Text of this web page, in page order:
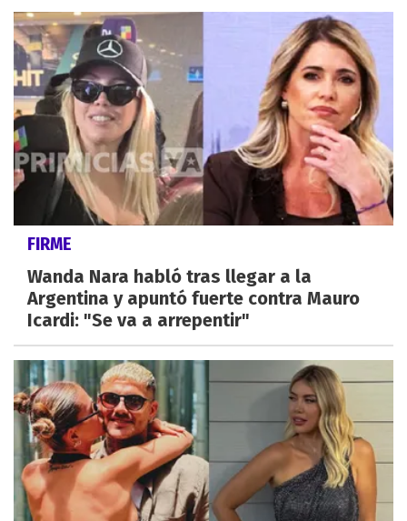
FIRME
Wanda Nara habló tras llegar a la
Argentina y apuntó fuerte contra Mauro
Icardi: "Se va a arrepentir"